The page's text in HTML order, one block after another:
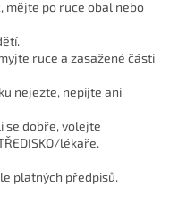
mějte po ruce obal nebo
ruce a zasažené části
nejezte, nepijte ani
se dobře, volejte
lékaře.
platných předpisů.